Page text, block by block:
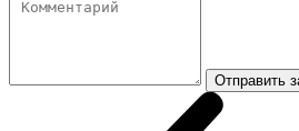
Отправить